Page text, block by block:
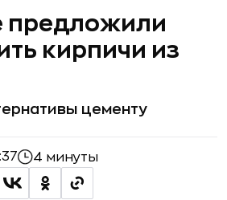
предложили
кирпичи из
цементу
4 минуты